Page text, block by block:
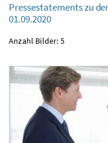
Pressestatements zu den Maßnahmen
01.09.2020
Pressestatements zu
01.09.2020
Anzahl Bilder: 5